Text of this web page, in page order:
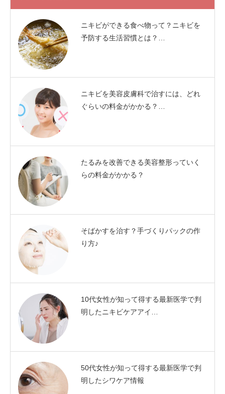
ニキビができる食べ物って？ニキビを
予防する生活習慣とは？…
ニキビを美容皮膚科で治すには、どれ
ぐらいの料金がかかる？…
たるみを改善できる美容整形っていく
らの料金がかかる？
そばかすを治す？手づくりパックの作
り方♪
10代女性が知って得する最新医学で判
明したニキビケアアイ…
50代女性が知って得する最新医学で判
明したシワケア情報